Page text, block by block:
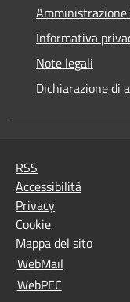
Informativa
Note legali
Dichiarazione di
RSS
Accessibilità
Privacy
Cookie
Mappa del sito
WebMail
WebPEC